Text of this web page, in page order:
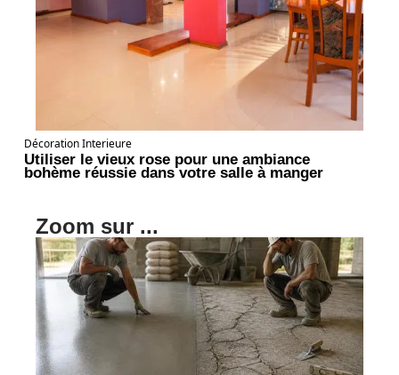
Décoration Interieure
Utiliser le vieux rose pour une ambiance
bohème réussie dans votre salle à manger
Zoom sur ...